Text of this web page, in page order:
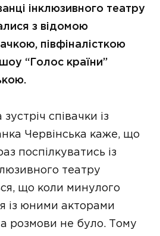
інклюзивного театру
з відомою
півфіналісткою
“Голос країни”
співачки із
Червінська каже, що
поспілкуватись із
театру
що коли минулого
із юними акторами
розмови не було. Тому